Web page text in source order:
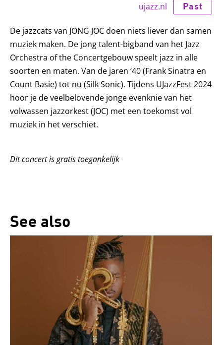
ujazz.nl
Past
De jazzcats van JONG JOC doen niets liever dan samen
muziek maken. De jong talent-bigband van het Jazz
Orchestra of the Concertgebouw speelt jazz in alle
soorten en maten. Van de jaren ‘40 (Frank Sinatra en
Count Basie) tot nu (Silk Sonic). Tijdens UJazzFest 2024
hoor je de veelbelovende jonge evenknie van het
volwassen jazzorkest (JOC) met een toekomst vol
muziek in het verschiet.
Dit concert is gratis toegankelijk
See also